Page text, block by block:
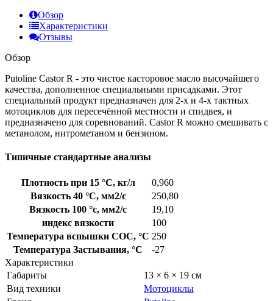
Обзор
Характеристики
Отзывы
Обзор
Putoline Castor R - это чистое касторовое масло высочайшего
качества, дополненное специальными присадками. Этот
специальный продукт предназначен для 2-х и 4-х тактных
мотоциклов для пересечённой местности и спидвея, и
предназначено для соревнований. Castor R можно смешивать с
метанолом, нитрометаном и бензином.
Типичные стандартные анализы
Плотность при 15 °С, кг/л
0,960
Вязкость 40 °С, мм2/с
250,80
Вязкость 100 °с, мм2/с
19,10
индекс вязкости
100
Температура вспышки COC, °C 250
Температура Застывания, °C
-27
Характеристики
Габариты
13 × 6 × 19 см
Вид техники
Мотоциклы